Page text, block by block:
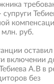
млн. руб.
оставил
включении
А.В в
без